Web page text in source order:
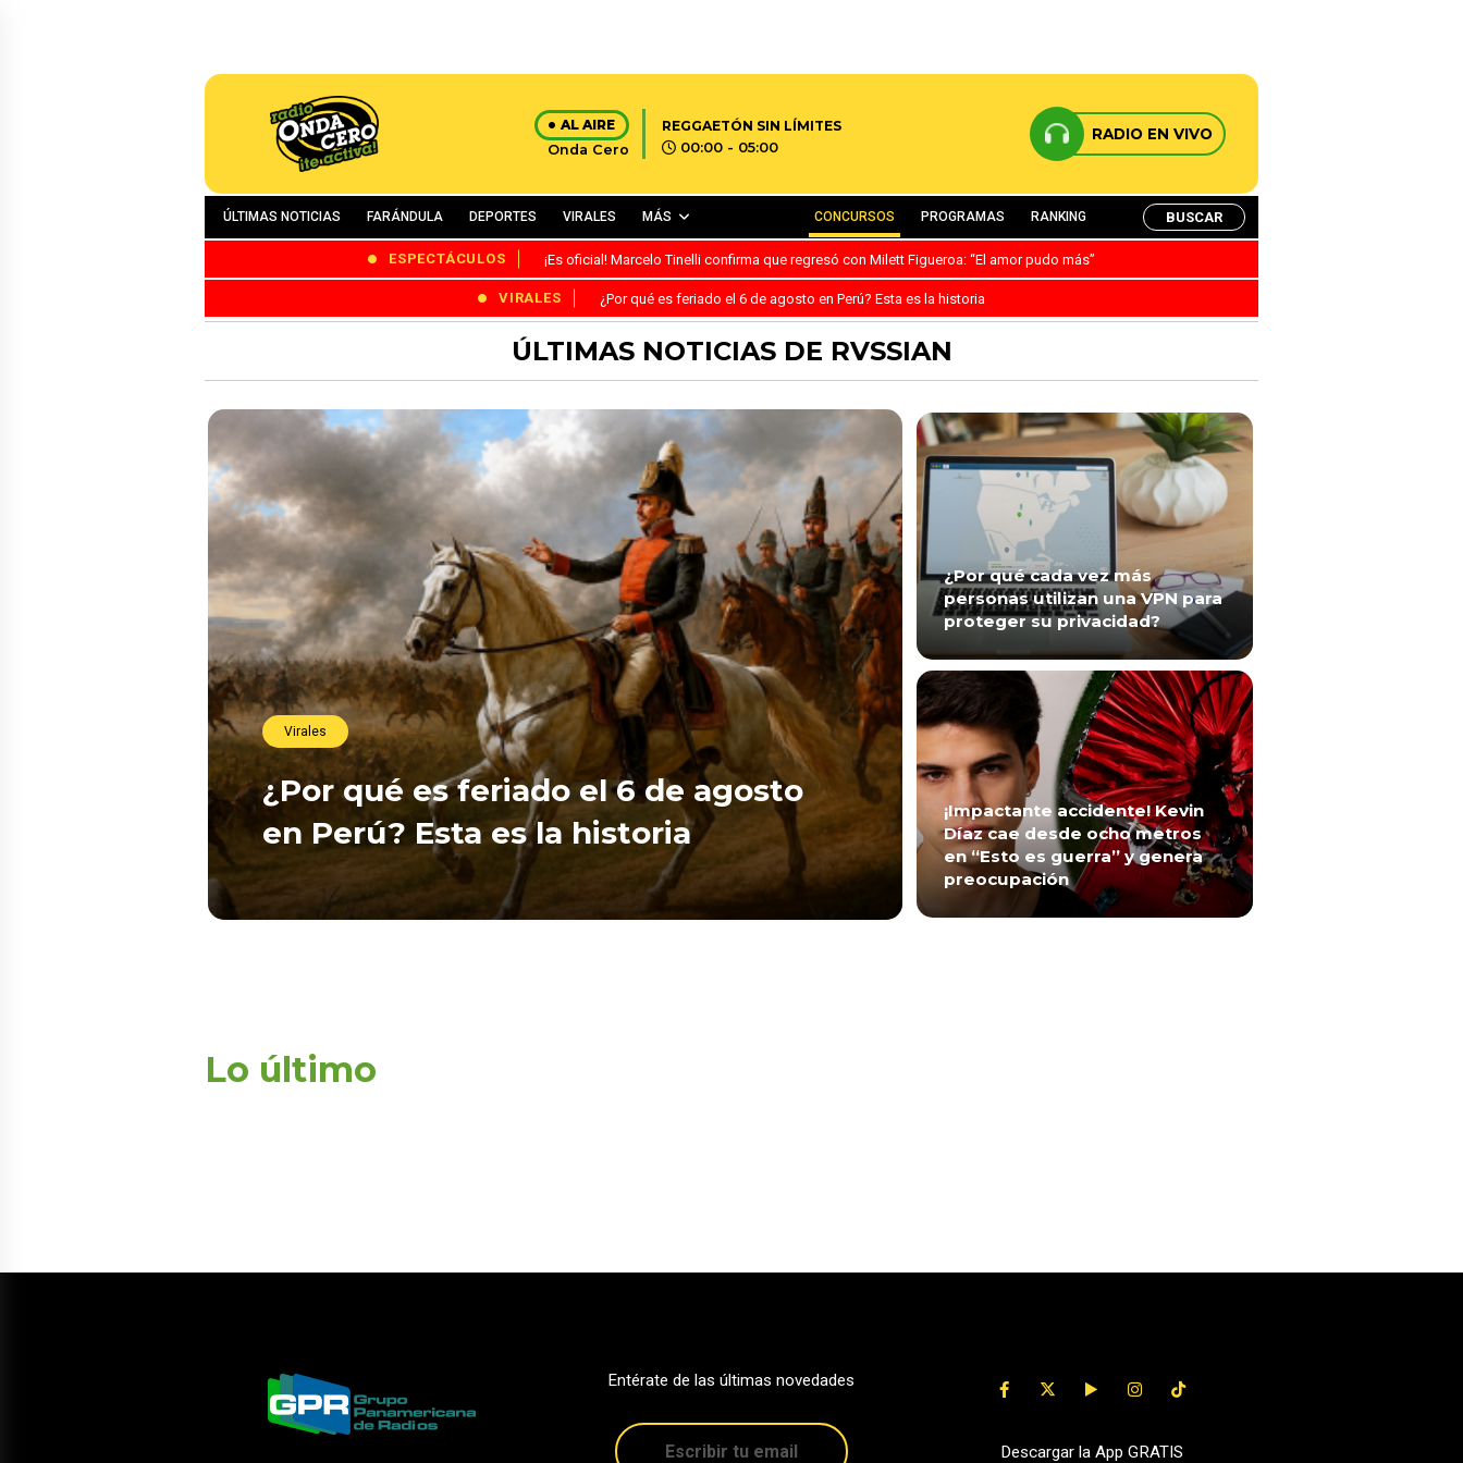
AL AIRE
Onda Cero
REGGAETÓN SIN LÍMITES
00:00 - 05:00
RADIO EN VIVO
ÚLTIMAS NOTICIAS FARÁNDULA DEPORTES VIRALES MÁS CONCURSOS PROGRAMAS RANKING BUSCAR
ESPECTÁCULOS ¡Es oficial! Marcelo Tinelli confirma que regresó con Milett Figueroa: “El amor pudo más”
VIRALES ¿Por qué es feriado el 6 de agosto en Perú? Esta es la historia
ÚLTIMAS NOTICIAS DE RVSSIAN
Virales
¿Por qué es feriado el 6 de agosto
en Perú? Esta es la historia
¿Por qué cada vez más
personas utilizan una VPN para
proteger su privacidad?
¡Impactante accidente! Kevin
Díaz cae desde ocho metros
en “Esto es guerra” y genera
preocupación
Lo último
Entérate de las últimas novedades
Descargar la App GRATIS